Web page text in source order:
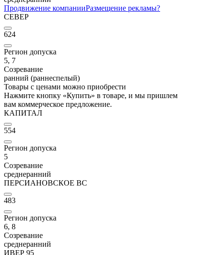
Продвижение компанииРазмещение рекламы?
СЕВЕР
624
Регион допуска
5, 7
Созревание
ранний (раннеспелый)
Товары с ценами можно приобрести
Нажмите кнопку «Купить» в товаре, и мы пришлем
вам коммерческое предложение.
КАПИТАЛ
554
Регион допуска
5
Созревание
среднеранний
ПЕРСИАНОВСКОЕ ВС
483
Регион допуска
6, 8
Созревание
среднеранний
ИВЕР 95